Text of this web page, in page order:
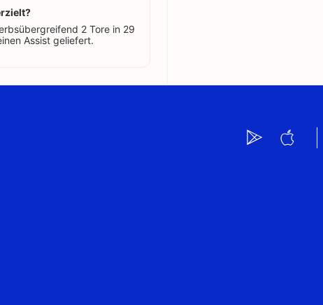
2 Tore in 29
Assist geliefert.